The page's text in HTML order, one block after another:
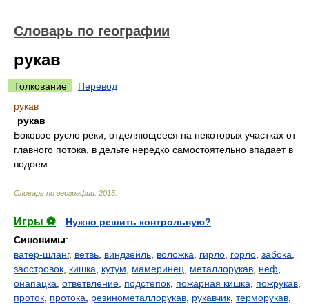
Словарь по географии
рукав
Толкование
Перевод
рукав
рукав
Боковое русло реки, отделяющееся на некоторых участках от
главного потока, в дельте нередко самостоятельно впадает в
водоем.
Словарь по географии 2015
Игры ⚽
Нужно решить контрольную?
Синонимы:
ватер-шланг, ветвь виндзейль воложка гирло горло забока
заостровок кишка кутум мамеринец металлорукав неф
онапацка ответвление подстепок пожарная кишка пожрукав
проток протока резинометаллорукав рукавчик терморукав